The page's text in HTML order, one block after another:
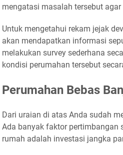
mengatasi masalah tersebut
Untuk mengetahui rekam jejak
akan mendapatkan informasi
melakukan survey sederhana
kondisi perumahan tersebut
Perumahan Bebas
Dari uraian di atas Anda sudah
Ada banyak faktor pertimbangan
rumah adalah investasi jangka